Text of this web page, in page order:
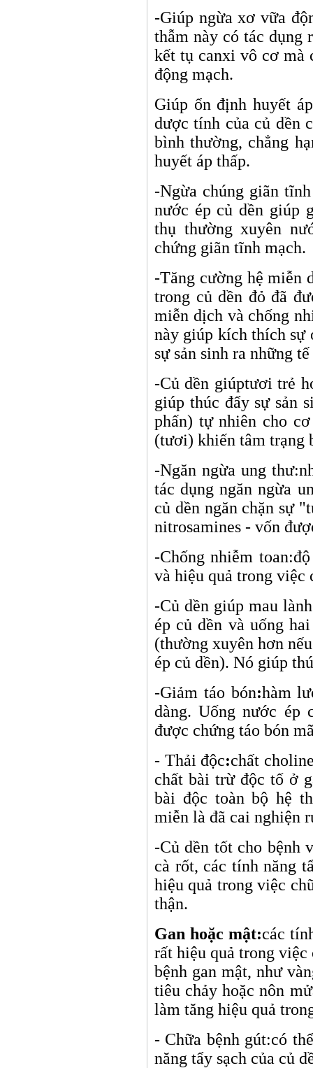
-Giúp ngừa xơ vữa
thẫm này có tác dụng
kết tụ canxi vô cơ mà
động mạch.
Giúp ổn định huyết áp
dược tính của củ dền
bình thường, chẳng
huyết áp thấp.
-Ngừa chúng giãn
nước ép củ dền giúp
thụ thường xuyên
chứng giãn tĩnh mạch.
-Tăng cường hệ miễn
trong củ dền đỏ đã
miễn dịch và chống
này giúp kích thích sự
sự sản sinh ra những
-Củ dền giúptươi trẻ
giúp thúc đẩy sự sản
phấn) tự nhiên cho
(tươi) khiến tâm trạng
-Ngăn ngừa ung
tác dụng ngăn ngừa
củ dền ngăn chặn sự
nitrosamines - vốn
-Chống nhiễm toan:
và hiệu quả trong việc
-Củ dền giúp mau
ép củ dền và uống
(thường xuyên hơn
ép củ dền). Nó giúp
-Giảm táo bón:hàm
dàng. Uống nước ép
được chứng táo bón
- Thải độc:chất
chất bài trừ độc tố ở
bài độc toàn bộ hệ
miễn là đã cai nghiện
-Củ dền tốt cho bệnh
cà rốt, các tính năng
hiệu quả trong việc
thận.
Gan hoặc mật:các
rất hiệu quả trong việc
bệnh gan mật, như
tiêu chảy hoặc nôn
làm tăng hiệu quả
- Chữa bệnh gút:có
năng tẩy sạch của củ